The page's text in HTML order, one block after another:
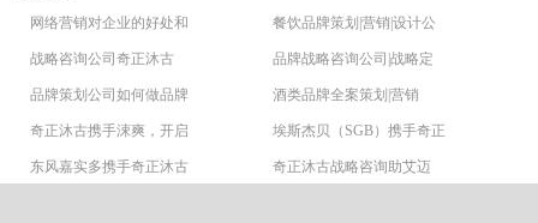
网络营销对企业的好处和
餐饮品牌策划|营销|设计公
战略咨询公司奇正沐古 品牌战略咨询公司|战略定
品牌策划公司如何做品牌 酒类品牌全案策划|营销
奇正沐古携手涑爽，开启 埃斯杰贝（SGB）携手奇正
东风嘉实多携手奇正沐古 奇正沐古战略咨询助艾迈